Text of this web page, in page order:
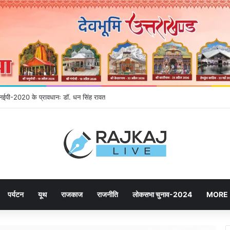
रही जनता, महायोजना-2041 पर दूसरे चरण की सुनवाई में बढ़ी भागीदारी
पर्यटन यूथ राजकाज राजनीति लोकसभा चुनाव-2024 MORE